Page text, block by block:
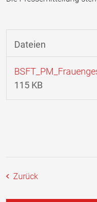
Dateien
115 KB
Zurück